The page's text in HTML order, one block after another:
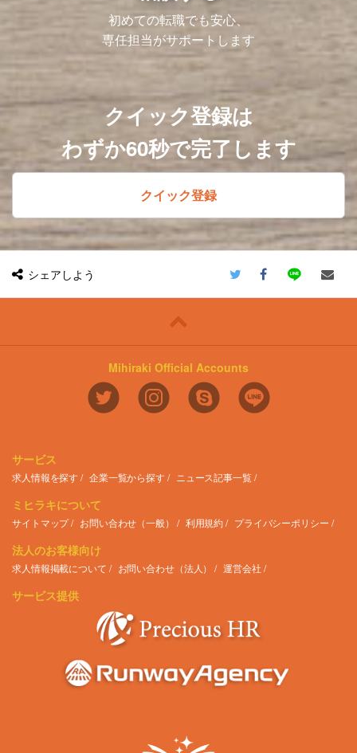
初めての転職でも安心、
専任担当がサポートします
クイック登録は
わずか60秒で完了します
クイック登録
シェアしよう
Mihiraki Official Accounts
サービス
求人情報を探す 企業一覧から探す ニュース記事一覧
ミヒラキについて
サイトマップ お問い合わせ（一般） 利用規約 プライバシーポリシー
法人のお客様向け
求人情報掲載について お問い合わせ（法人） 運営会社
サービス提供